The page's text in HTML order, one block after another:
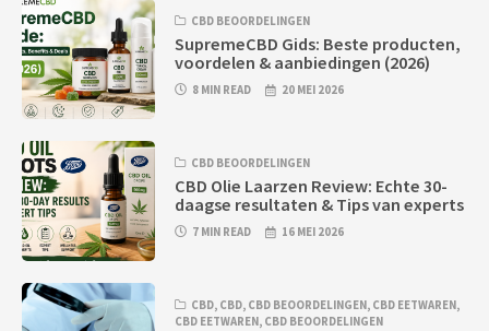
CBD BEOORDELINGEN
SupremeCBD Gids: Beste producten,
voordelen & aanbiedingen (2026)
8 MIN READ 20 MEI 2026
CBD BEOORDELINGEN
CBD Olie Laarzen Review: Echte 30-
daagse resultaten & Tips van experts
7 MIN READ 16 MEI 2026
CBD, CBD, CBD BEOORDELINGEN, CBD EETWAREN,
CBD EETWAREN, CBD BEOORDELINGEN